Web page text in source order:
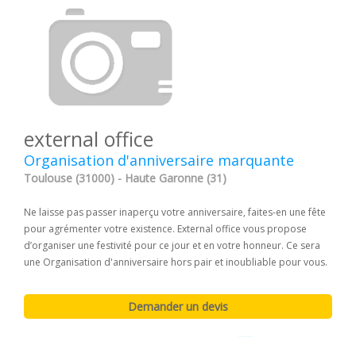
external office
Organisation d'anniversaire marquante
Toulouse (31000) - Haute Garonne (31)
Ne laisse pas passer inaperçu votre anniversaire, faites-en une fête
pour agrémenter votre existence. External office vous propose
d’organiser une festivité pour ce jour et en votre honneur. Ce sera
une Organisation d'anniversaire hors pair et inoubliable pour vous.